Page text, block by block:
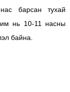
барсан тухай
нь 10-11 насны
байна.